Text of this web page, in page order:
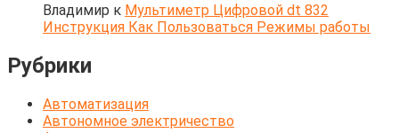
Владимир к Мультиметр Цифровой dt 832
Инструкция Как Пользоваться Режимы работы
Рубрики
Автоматизация
Автономное электричество